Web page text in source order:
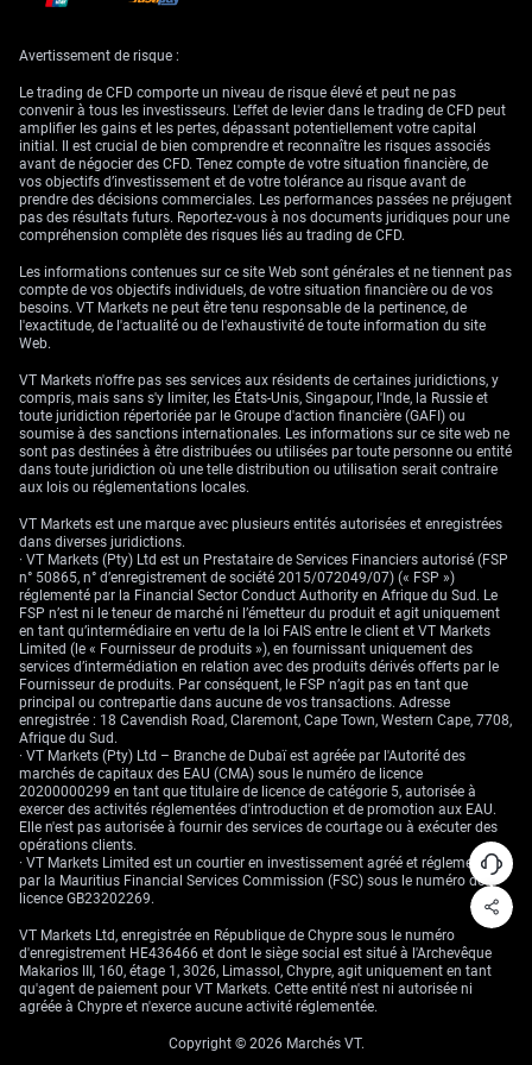
Avertissement de risque :
Le trading de CFD comporte un niveau de risque élevé et peut ne pas
convenir à tous les investisseurs. L'effet de levier dans le trading de CFD peut
amplifier les gains et les pertes, dépassant potentiellement votre capital
initial. Il est crucial de bien comprendre et reconnaître les risques associés
avant de négocier des CFD. Tenez compte de votre situation financière, de
vos objectifs d’investissement et de votre tolérance au risque avant de
prendre des décisions commerciales. Les performances passées ne préjugent
pas des résultats futurs. Reportez-vous à nos documents juridiques pour une
compréhension complète des risques liés au trading de CFD.
Les informations contenues sur ce site Web sont générales et ne tiennent pas
compte de vos objectifs individuels, de votre situation financière ou de vos
besoins. VT Markets ne peut être tenu responsable de la pertinence, de
l'exactitude, de l'actualité ou de l'exhaustivité de toute information du site
Web.
VT Markets n'offre pas ses services aux résidents de certaines juridictions, y
compris, mais sans s'y limiter, les États-Unis, Singapour, l'Inde, la Russie et
toute juridiction répertoriée par le Groupe d'action financière (GAFI) ou
soumise à des sanctions internationales. Les informations sur ce site web ne
sont pas destinées à être distribuées ou utilisées par toute personne ou entité
dans toute juridiction où une telle distribution ou utilisation serait contraire
aux lois ou réglementations locales.
VT Markets est une marque avec plusieurs entités autorisées et enregistrées
dans diverses juridictions.
· VT Markets (Pty) Ltd est un Prestataire de Services Financiers autorisé (FSP
n° 50865, n° d’enregistrement de société 2015/072049/07) (« FSP »)
réglementé par la Financial Sector Conduct Authority en Afrique du Sud. Le
FSP n’est ni le teneur de marché ni l’émetteur du produit et agit uniquement
en tant qu’intermédiaire en vertu de la loi FAIS entre le client et VT Markets
Limited (le « Fournisseur de produits »), en fournissant uniquement des
services d’intermédiation en relation avec des produits dérivés offerts par le
Fournisseur de produits. Par conséquent, le FSP n’agit pas en tant que
principal ou contrepartie dans aucune de vos transactions. Adresse
enregistrée : 18 Cavendish Road, Claremont, Cape Town, Western Cape, 7708,
Afrique du Sud.
· VT Markets (Pty) Ltd – Branche de Dubaï est agréée par l'Autorité des
marchés de capitaux des EAU (CMA) sous le numéro de licence
20200000299 en tant que titulaire de licence de catégorie 5, autorisée à
exercer des activités réglementées d'introduction et de promotion aux EAU.
Elle n'est pas autorisée à fournir des services de courtage ou à exécuter des
opérations clients.
· VT Markets Limited est un courtier en investissement agréé et réglementé
par la Mauritius Financial Services Commission (FSC) sous le numéro de
licence GB23202269.
VT Markets Ltd, enregistrée en République de Chypre sous le numéro
d'enregistrement HE436466 et dont le siège social est situé à l'Archevêque
Makarios III, 160, étage 1, 3026, Limassol, Chypre, agit uniquement en tant
qu'agent de paiement pour VT Markets. Cette entité n'est ni autorisée ni
agréée à Chypre et n'exerce aucune activité réglementée.
Copyright © 2026 Marchés VT.